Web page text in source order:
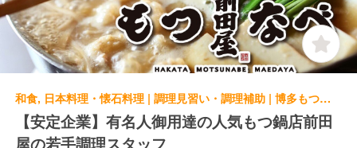
和食, 日本料理・懐石料理 | 調理見習い・調理補助 | 博多もつ鍋前田屋 総本店
【安定企業】有名人御用達の人気もつ鍋店前田